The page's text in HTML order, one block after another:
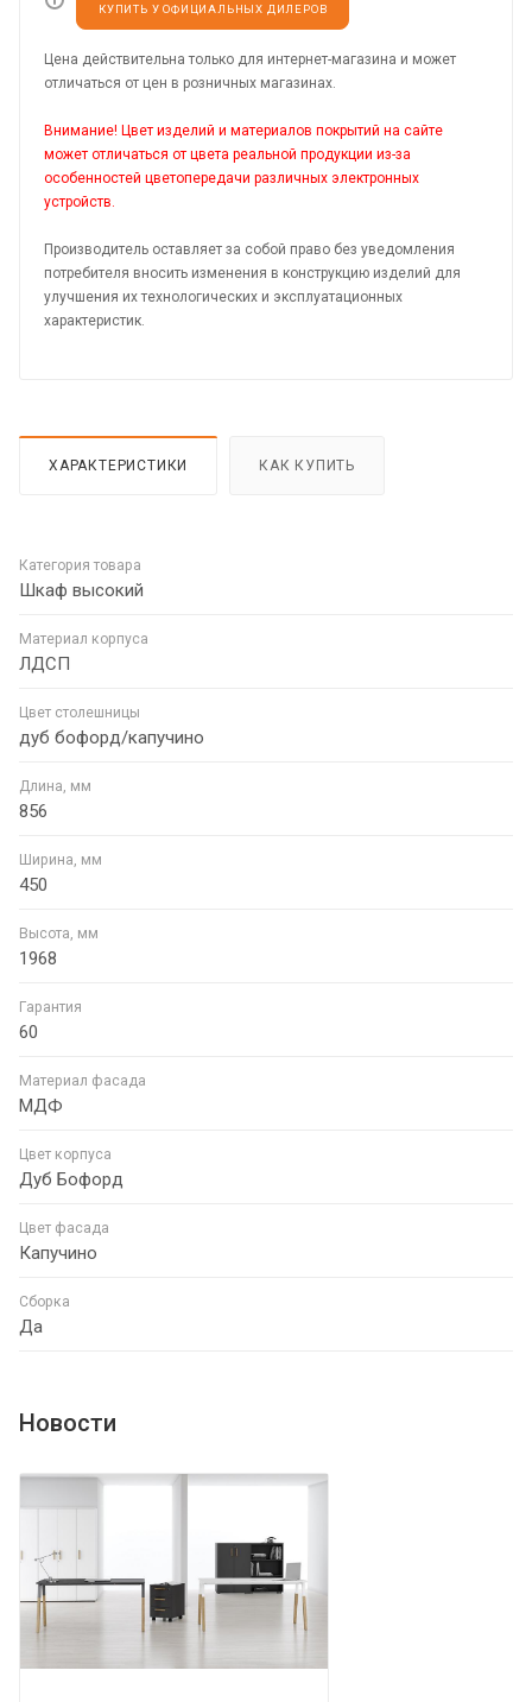
КУПИТЬ У ОФИЦИАЛЬНЫХ ДИЛЕРОВ
Цена действительна только для интернет-магазина и может
отличаться от цен в розничных магазинах.
Внимание! Цвет изделий и материалов покрытий на сайте
может отличаться от цвета реальной продукции из-за
особенностей цветопередачи различных электронных
устройств.
Производитель оставляет за собой право без уведомления
потребителя вносить изменения в конструкцию изделий для
улучшения их технологических и эксплуатационных
характеристик.
ХАРАКТЕРИСТИКИ КАК КУПИТЬ
Категория товара
Шкаф высокий
Материал корпуса
ЛДСП
Цвет столешницы
дуб бофорд/капучино
Длина, мм
856
Ширина, мм
450
Высота, мм
1968
Гарантия
60
Материал фасада
МДФ
Цвет корпуса
Дуб Бофорд
Цвет фасада
Капучино
Сборка
Да
Новости